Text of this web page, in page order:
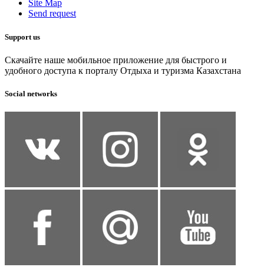
Site Map
Send request
Support us
Скачайте наше мобильное приложение для быстрого и
удобного доступа к порталу Отдыха и туризма Казахстана
Social networks